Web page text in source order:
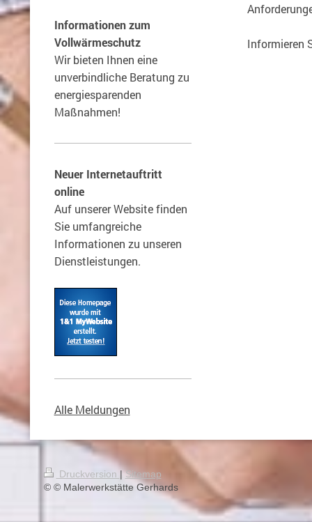
Informieren
Informationen zum
Vollwärmeschutz
Wir bieten Ihnen eine
unverbindliche Beratung zu
energiesparenden
Maßnahmen!
Neuer Internetauftritt
online
Auf unserer Website finden
Sie umfangreiche
Informationen zu unseren
Dienstleistungen.
Alle Meldungen
Druckversion | Sitemap
© © Malerwerkstätte Gerhards